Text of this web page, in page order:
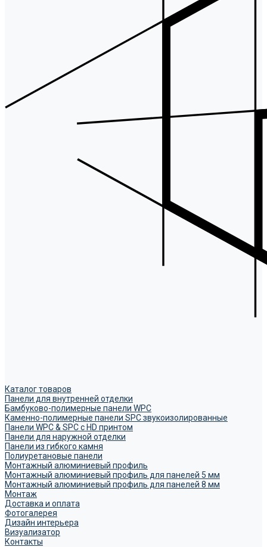
Каталог товаров
Панели для внутренней отделки
Бамбуково-полимерные панели WPC
Каменно-полимерные панели SPC звукоизолированные
Панели WPC & SPC с HD принтом
Панели для наружной отделки
Панели из гибкого камня
Полиуретановые панели
Монтажный алюминиевый профиль
Монтажный алюминиевый профиль для панелей 5 мм
Монтажный алюминиевый профиль для панелей 8 мм
Монтаж
Доставка и оплата
Фотогалерея
Дизайн интерьера
Визуализатор
Контакты